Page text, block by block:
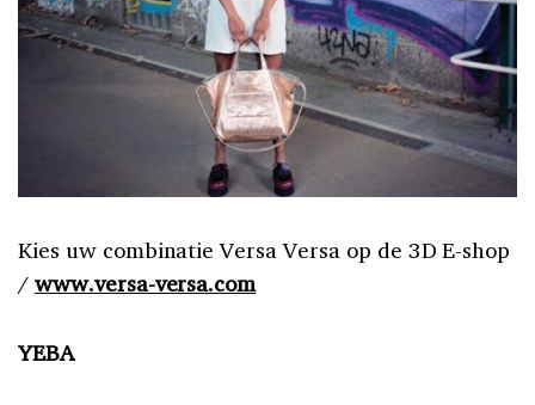
Kies uw combinatie Versa Versa op de 3D E-shop
/ www.versa-versa.com
YEBA